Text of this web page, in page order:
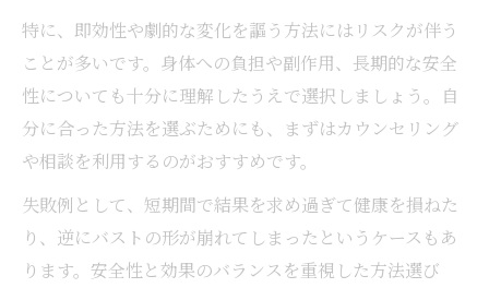
特に、即効性や劇的な変化を謳う方法にはリスクが伴う
ことが多いです。身体への負担や副作用、長期的な安全
性についても十分に理解したうえで選択しましょう。自
分に合った方法を選ぶためにも、まずはカウンセリング
や相談を利用するのがおすすめです。
失敗例として、短期間で結果を求め過ぎて健康を損ねた
り、逆にバストの形が崩れてしまったというケースもあ
ります。安全性と効果のバランスを重視した方法選び